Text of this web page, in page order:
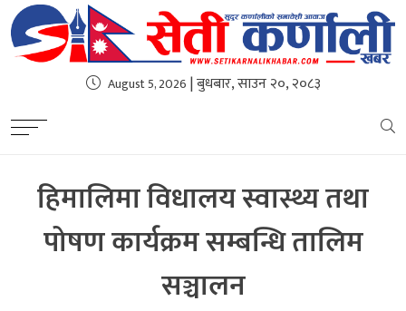
August 5, 2026 | बुधबार, साउन २०, २०८३
हिमालिमा विधालय स्वास्थ्य तथा
पोषण कार्यक्रम सम्बन्धि तालिम
सञ्चालन